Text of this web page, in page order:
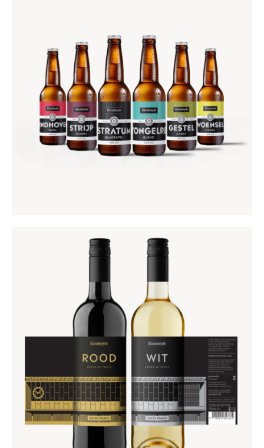
EINDHOVEN SPECIAALBIERPAKKET
€24,95
PHILIPSDORP WIJNPAKKET
€17,95 19,95